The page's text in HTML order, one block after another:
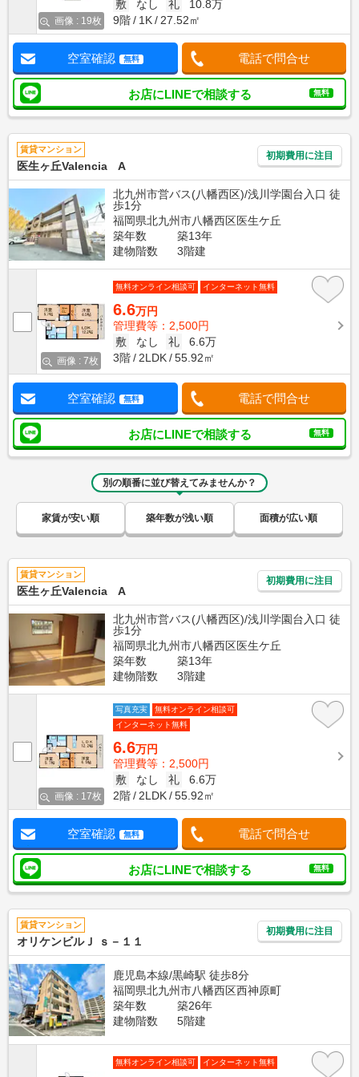
画像 : 19枚
敷
なし 礼
10.8万
9階
1K 27.52㎡
空室確認 無料 電話で問合せ
お店にLINEで相談する 無料
賃貸マンション
医生ヶ丘Valencia A
初期費用に注目
北九州市営バス(八幡西区)/浅川学園台入口 徒
歩1分
福岡県北九州市八幡西区医生ケ丘
築年数
築13年
建物階数
3階建
画像 : 7枚
無料オンライン相談可 インターネット無料
6.6万円
管理費等：2,500円
敷
なし 礼
6.6万
3階
2LDK 55.92㎡
空室確認 無料 電話で問合せ
お店にLINEで相談する 無料
別の順番に並び替えてみませんか？
家賃が安い順 築年数が浅い順 面積が広い順
賃貸マンション
医生ヶ丘Valencia A
初期費用に注目
北九州市営バス(八幡西区)/浅川学園台入口 徒
歩1分
福岡県北九州市八幡西区医生ケ丘
築年数
築13年
建物階数
3階建
画像 : 17枚
写真充実
無料オンライン相談可
インターネット無料
6.6万円
管理費等：2,500円
敷
なし 礼
6.6万
2階
2LDK 55.92㎡
空室確認 無料 電話で問合せ
お店にLINEで相談する 無料
賃貸マンション
オリケンビルＪ ｓ－１１
初期費用に注目
鹿児島本線/黒崎駅 徒歩8分
福岡県北九州市八幡西区西神原町
築年数
築26年
建物階数
5階建
無料オンライン相談可 インターネット無料